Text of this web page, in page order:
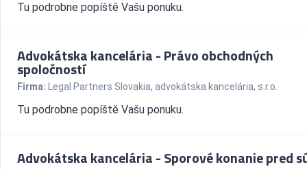
Tu podrobne popíště Vašu ponuku.
Advokátska kancelária - Právo obchodných
spoločností
Firma: Legal Partners Slovakia, advokátska kancelária, s.r.o.
Tu podrobne popíště Vašu ponuku.
Advokátska kancelária - Sporové konanie pred